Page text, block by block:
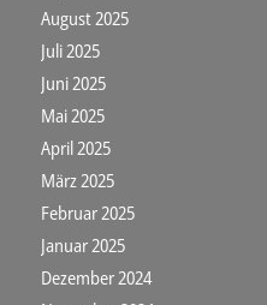
August 2025
Juli 2025
Juni 2025
Mai 2025
April 2025
März 2025
Februar 2025
Januar 2025
Dezember 2024